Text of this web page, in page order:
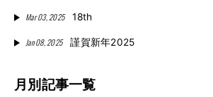
Mar 03, 2025 18th
Jan 08, 2025 謹賀新年2025
月別記事一覧